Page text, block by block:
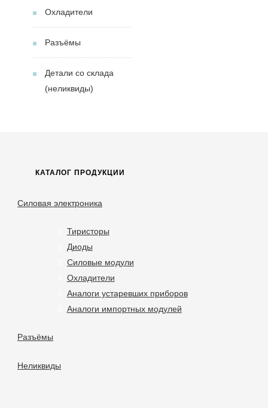
Охладители
Разъёмы
Детали со склада
(неликвиды)
КАТАЛОГ ПРОДУКЦИИ
Силовая электроника
Тиристоры
Диоды
Силовые модули
Охладители
Аналоги устаревших приборов
Аналоги импортных модулей
Разъёмы
Неликвиды